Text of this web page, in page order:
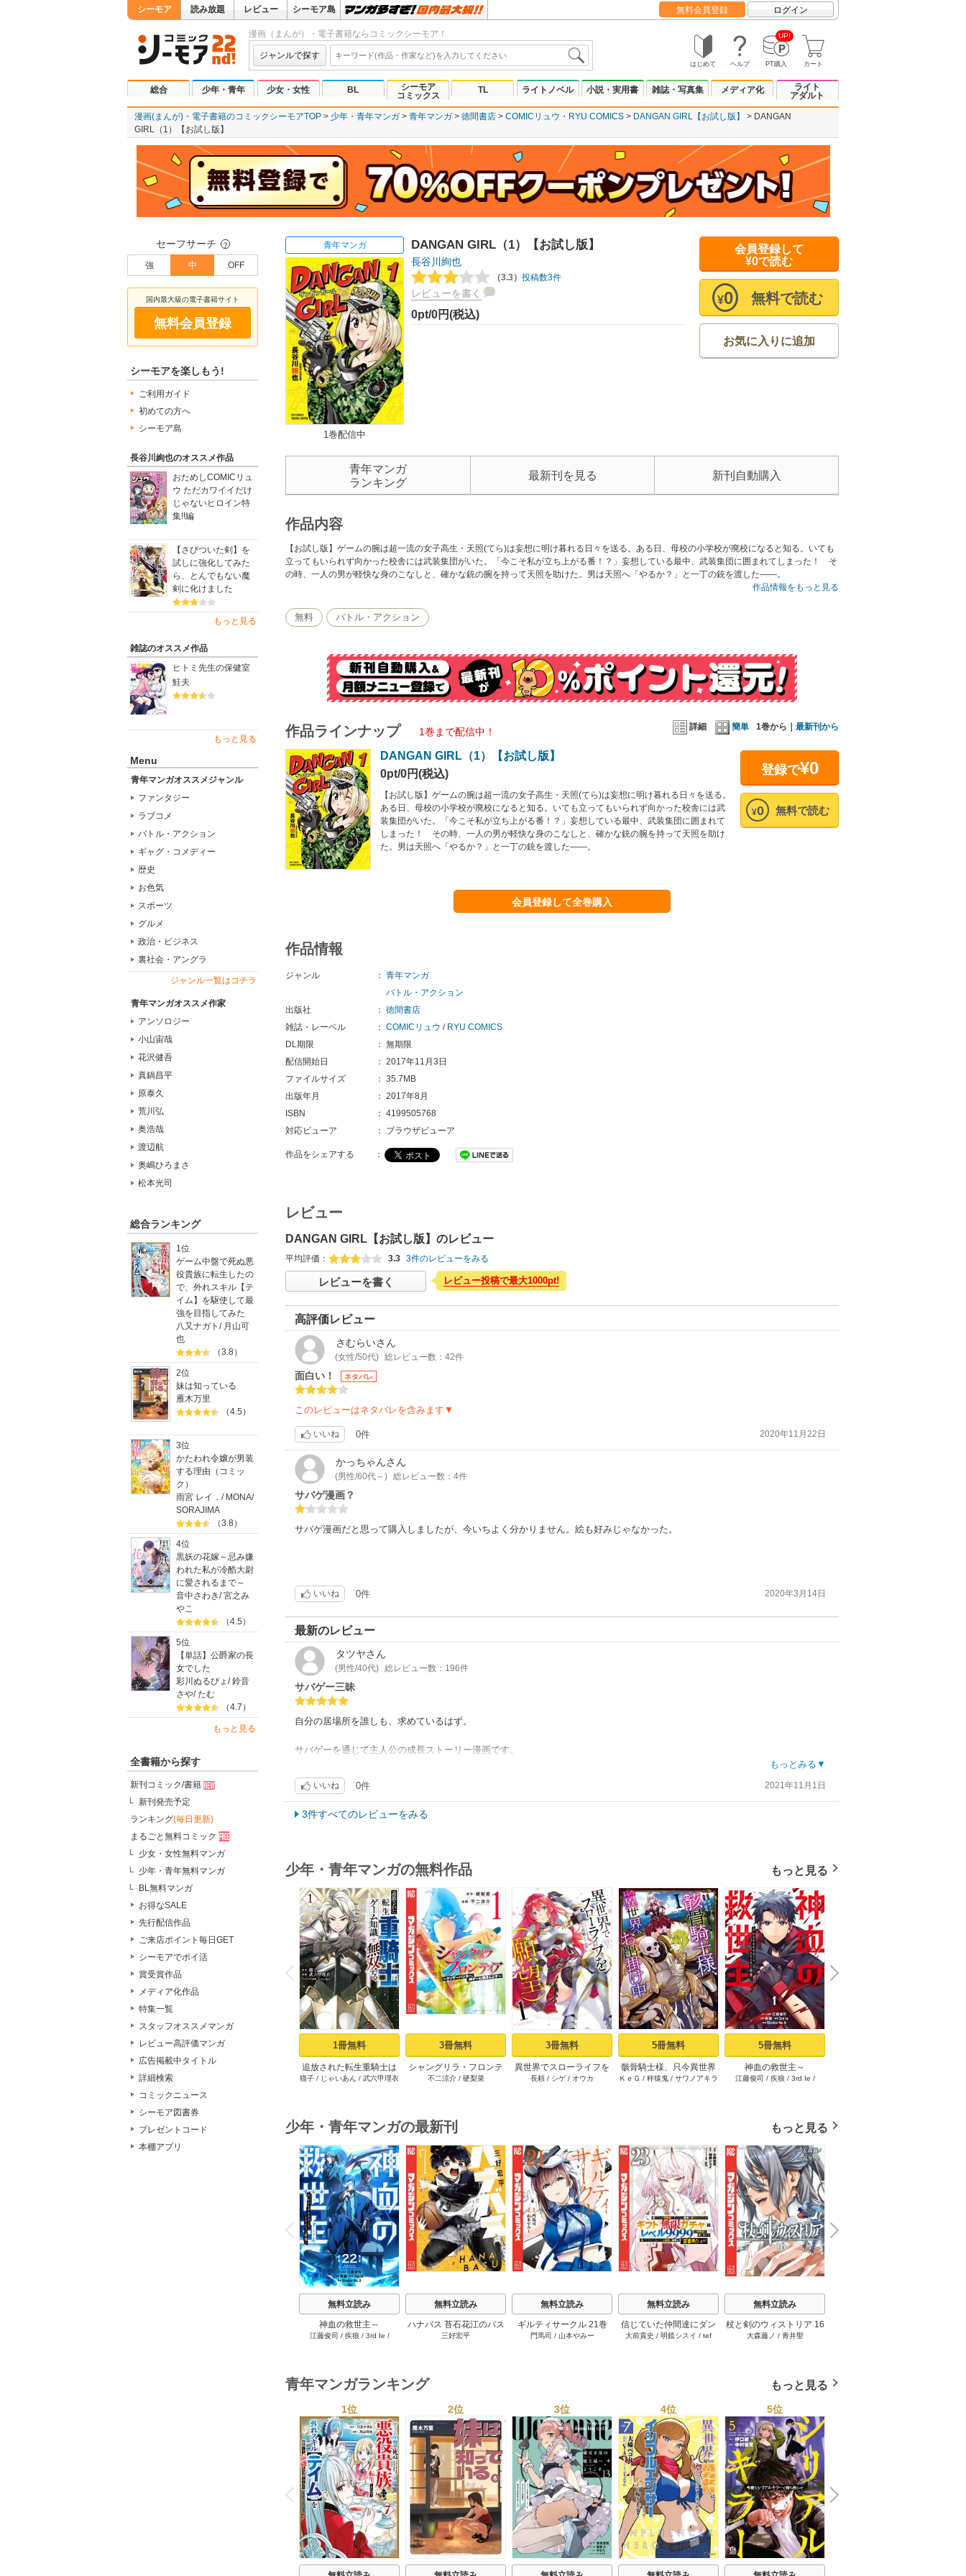
シーモア 読み放題 レビュー シーモア島 無料会員登録 ログイン
漫画（まんが）・電子書籍ならコミックシーモア！
ジャンルで探す
はじめて ヘルプ
UP!
PT購入 カート
総合 少年・青年 少女・女性 BL
シーモア
コミックス
TL ライトノベル 小説・実用書 雑誌・写真集 メディア化
ライト
アダルト
漫画(まんが)・電子書籍のコミックシーモアTOP 少年・青年マンガ 青年マンガ 徳間書店 COMICリュウ RYU COMICS DANGAN GIRL【お試し版】
DANGAN
GIRL（1）【お試し版】
セーフサーチ ？
強 中 OFF
国内最大級の電子書籍サイト
無料会員登録
シーモアを楽しもう!
ご利用ガイド
初めての方へ
シーモア島
長谷川絢也のオススメ作品
おためしCOMICリュ
ウ ただカワイイだけ
じゃないヒロイン特
集!!編
【さびついた剣】を
試しに強化してみた
ら、とんでもない魔
剣に化けました
もっと見る
雑誌のオススメ作品
ヒトミ先生の保健室
鮭夫
もっと見る
Menu
青年マンガオススメジャンル
ファンタジー
ラブコメ
バトル・アクション
ギャグ・コメディー
歴史
お色気
スポーツ
グルメ
政治・ビジネス
裏社会・アングラ
ジャンル一覧はコチラ
青年マンガオススメ作家
アンソロジー
小山宙哉
花沢健吾
真鍋昌平
原泰久
荒川弘
奥浩哉
渡辺航
奥嶋ひろまさ
松本光司
総合ランキング
1位
ゲーム中盤で死ぬ悪
役貴族に転生したの
で、外れスキル【テ
イム】を駆使して最
強を目指してみた
八又ナガト / 月山可
也
（3.8）
2位
妹は知っている
雁木万里
（4.5）
3位
かたわれ令嬢が男装
する理由（コミッ
ク）
雨宮 レイ． / MONA/
SORAJIMA
（3.8）
4位
黒妖の花嫁～忌み嫌
われた私が冷酷大尉
に愛されるまで～
音中さわき/宮之み
やこ
（4.5）
5位
【単話】公爵家の長
女でした
彩川ぬるぴょ /鈴音
さや/たむ
（4.7）
もっと見る
全書籍から探す
新刊コミック/書籍
新刊発売予定
ランキング(毎日更新)
まるごと無料コミック
少女・女性無料マンガ
少年・青年無料マンガ
BL無料マンガ
お得なSALE
先行配信作品
ご来店ポイント毎日GET
シーモアでポイ活
賞受賞作品
メディア化作品
特集一覧
スタッフオススメマンガ
レビュー高評価マンガ
広告掲載中タイトル
詳細検索
コミックニュース
シーモア図書券
プレゼントコード
本棚アプリ
青年マンガ
1巻配信中
DANGAN GIRL（1）【お試し版】
長谷川絢也
（3.3） 投稿数3件
レビューを書く
0pt/0円(税込)
会員登録して
¥0で読む
無料で読む
¥0
お気に入りに追加
青年マンガ
ランキング
最新刊を見る 新刊自動購入
作品内容
【お試し版】ゲームの腕は超一流の女子高生・天照(てら)は妄想に明け暮れる日々を送る。ある日、母校の小学校が廃校になると知る。いても
立ってもいられず向かった校舎には武装集団がいた。「今こそ私が立ち上がる番！？」妄想している最中、武装集団に囲まれてしまった！ そ
の時、一人の男が軽快な身のこなしと、確かな銃の腕を持って天照を助けた。男は天照へ「やるか？」と一丁の銃を渡した――。
作品情報をもっと見る
無料 バトル・アクション
詳細 簡単 1巻から｜ 最新刊から
作品ラインナップ 1巻まで配信中！
登録で¥0
無料で読む
¥0
DANGAN GIRL（1）【お試し版】
0pt/0円(税込)
【お試し版】ゲームの腕は超一流の女子高生・天照(てら)は妄想に明け暮れる日々を送る。
ある日、母校の小学校が廃校になると知る。いても立ってもいられず向かった校舎には武
装集団がいた。「今こそ私が立ち上がる番！？」妄想している最中、武装集団に囲まれて
しまった！ その時、一人の男が軽快な身のこなしと、確かな銃の腕を持って天照を助け
た。男は天照へ「やるか？」と一丁の銃を渡した――。
会員登録して全巻購入
作品情報
ジャンル ： 青年マンガ
バトル・アクション
出版社
： 徳間書店
雑誌・レーベル
： COMICリュウ / RYU COMICS
DL期限
： 無期限
配信開始日
： 2017年11月3日
ファイルサイズ
： 35.7MB
出版年月
： 2017年8月
ISBN
： 4199505768
対応ビューア
： ブラウザビューア
作品をシェアする ：
レビュー
DANGAN GIRL【お試し版】のレビュー
平均評価： 3.3 3件のレビューをみる
レビューを書く レビュー投稿で最大1000pt!
高評価レビュー
さむらいさん
(女性/50代) 総レビュー数：42件
面白い！ ネタバレ
このレビューはネタバレを含みます▼
いいね 0件 2020年11月22日
かっちゃんさん
(男性/60代～) 総レビュー数：4件
サバゲ漫画？
サバゲ漫画だと思って購入しましたが、今いちよく分かりません。絵も好みじゃなかった。
いいね 0件 2020年3月14日
最新のレビュー
タツヤさん
(男性/40代) 総レビュー数：196件
サバゲー三昧
自分の居場所を誰しも、求めているはず。
サバゲーを通じて主人公の成長ストーリー漫画です。
もっとみる▼
いいね 0件 2021年11月1日
3件すべてのレビューをみる
少年・青年マンガの無料作品 もっと見る
P
r
e
v
i
o
u
s
1冊無料
追放された転生重騎士は
ゲーム知識で無双する
猫子 / じゃいあん / 武六甲理衣
3冊無料
シャングリラ・フロンテ
ィア（１） ～クソゲー
不二涼介/ 硬梨菜
3冊無料
異世界でスローライフを
（願望） 1
長頼 / シゲ / オウカ
5冊無料
骸骨騎士様、只今異世界
へお出掛け中 I
ＫｅＧ / 秤猿鬼 / サワノアキラ
5冊無料
神血の救世主～
0.00000001％を引き当て
江藤俊司 / 疾狼 / 3rd Ie /
N
e
x
t
少年・青年マンガの最新刊 もっと見る
P
r
e
v
i
o
u
s
無料立読み
神血の救世主～
0.00000001％を引き当て
江藤俊司 / 疾狼 / 3rd Ie /
無料立読み
ハナバス 苔石花江のバス
ケ論 7巻
三好宏平
無料立読み
ギルティサークル 21巻
門馬司 / 山本やみー
無料立読み
信じていた仲間達にダン
ジョン奥地で殺されかけ
す！ 23巻
大前貴史 / 明鏡シスイ / tef
無料立読み
杖と剣のウィストリア 16
巻
大森藤ノ / 青井聖
N
e
x
t
青年マンガランキング もっと見る
P
r
e
v
i
o
u
s
1位 2位 3位 4位 5位
N
e
x
t